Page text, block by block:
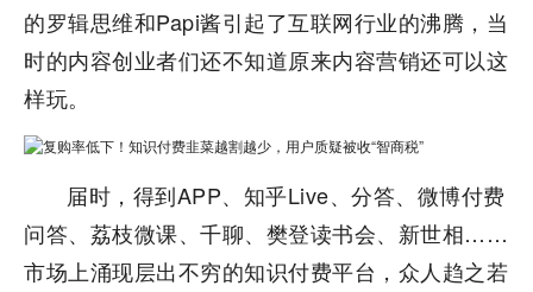
的罗辑思维和Papi酱引起了互联网行业的沸腾，当
时的内容创业者们还不知道原来内容营销还可以这
样玩。
届时，得到APP、知乎Live、分答、微博付费
问答、荔枝微课、千聊、樊登读书会、新世相……
市场上涌现层出不穷的知识付费平台，众人趋之若